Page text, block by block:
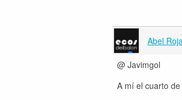
Abel
@ Javimgol
A mí el cuarto